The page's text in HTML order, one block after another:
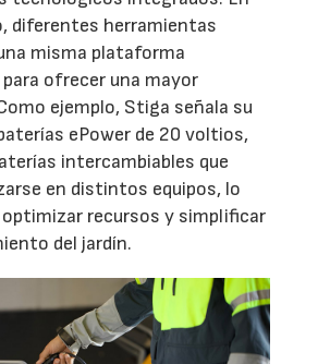
diferentes herramientas
misma plataforma
ofrecer una mayor
ejemplo, Stiga señala su
ePower de 20 voltios,
intercambiables que
en distintos equipos, lo
recursos y simplificar
del jardín.